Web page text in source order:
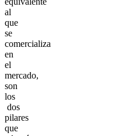
al
que
se
comercializa
en
el
mercado,
son
los
dos
pilares
que